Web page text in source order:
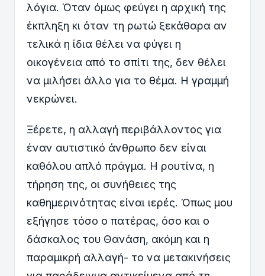
λόγια. Όταν όμως φεύγει η αρχική της
έκπληξη κι όταν τη ρωτώ ξεκάθαρα αν
τελικά η ίδια θέλει να φύγει η
οικογένεια από το σπίτι της, δεν θέλει
να μιλήσει άλλο για το θέμα. Η γραμμή
νεκρώνει.
Ξέρετε, η αλλαγή περιβάλλοντος για
έναν αυτιστικό άνθρωπο δεν είναι
καθόλου απλό πράγμα. Η ρουτίνα, η
τήρηση της, οι συνήθειες της
καθημερινότητας είναι ιερές. Όπως μου
εξήγησε τόσο ο πατέρας, όσο και ο
δάσκαλος του Θανάση, ακόμη και η
παραμικρή αλλαγή- το να μετακινήσεις